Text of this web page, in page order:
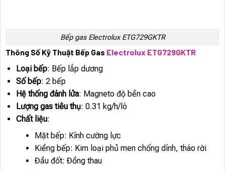
Bếp gas Electrolux ETG729GKTR
Thông Số Kỹ Thuật Bếp Gas Electrolux ETG729GKTR
Loại bếp: Bếp lắp dương
Số bếp: 2 bếp
Hệ thống đánh lửa: Magneto độ bền cao
Lượng gas tiêu thụ: 0.31 kg/h/lò
Chất liệu:
Mặt bếp: Kính cường lực
Kiềng bếp: Kim loại phủ men chống dính, tháo rời
Đầu đốt: Đồng thau